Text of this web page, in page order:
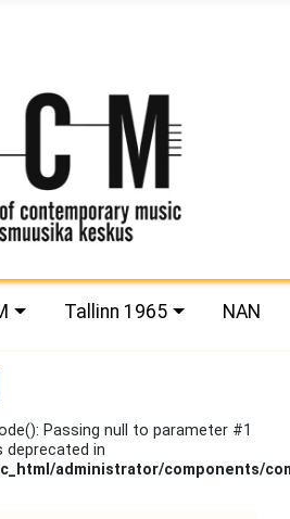
Tallinn 1965 NAN
Passing null to parameter #1
in
administrator/components/